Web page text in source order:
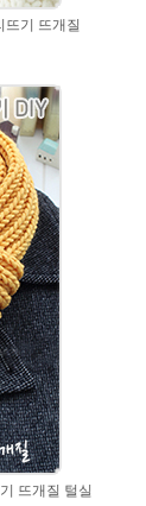
기 뜨개질
뜨개질 털실